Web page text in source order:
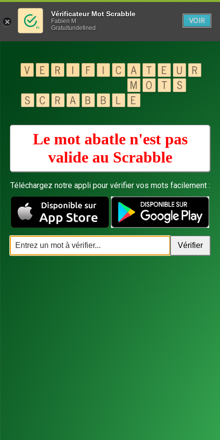
Le mot abatle n'est pas
valide au Scrabble
Téléchargez notre appli pour vérifier vos mots facilement :
Vérificateur Mot Scrabble
Fabien M
Gratuitundefined
VOIR